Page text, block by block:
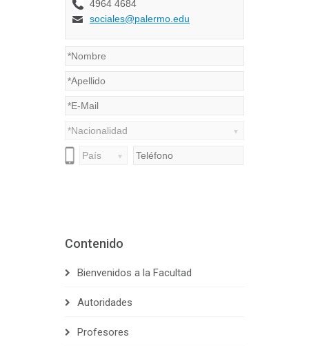
Contenido
Bienvenidos a la Facultad
Autoridades
Profesores